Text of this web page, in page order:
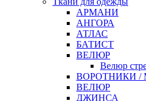
АРМАНИ
АНГОРА
АТЛАС
БАТИСТ
ВЕЛЮР
Велюр
ВОРОТНИКИ /
ВЕЛЮР
ДЖИНСА